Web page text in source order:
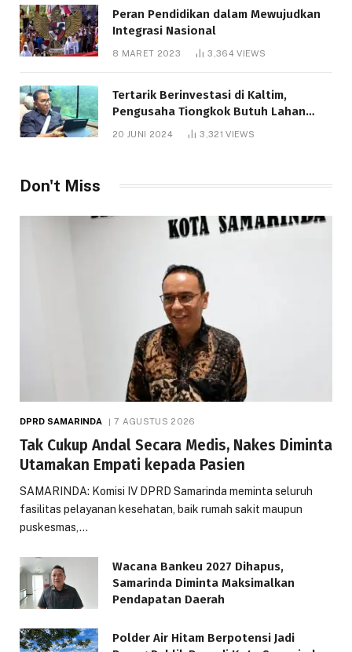
Peran Pendidikan dalam Mewujudkan
Integrasi Nasional
8 MARET 2023 3,364VIEWS
Tertarik Berinvestasi di Kaltim,
Pengusaha Tiongkok Butuh Lahan
1.000 Hektare
20 JUNI 2024 3,321VIEWS
Don't Miss
DPRD SAMARINDA 7 AGUSTUS 2026
Tak Cukup Andal Secara Medis, Nakes Diminta
Utamakan Empati kepada Pasien
SAMARINDA: Komisi IV DPRD Samarinda meminta seluruh
fasilitas pelayanan kesehatan, baik rumah sakit maupun
puskesmas,…
Wacana Bankeu 2027 Dihapus,
Samarinda Diminta Maksimalkan
Pendapatan Daerah
Polder Air Hitam Berpotensi Jadi